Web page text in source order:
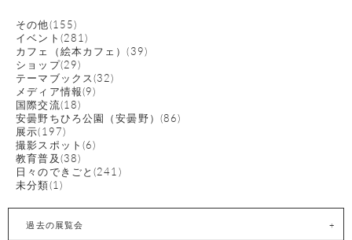
その他(155)
イベント(281)
カフェ（絵本カフェ）(39)
ショップ(29)
テーマブックス(32)
メディア情報(9)
国際交流(18)
安曇野ちひろ公園（安曇野）(86)
展示(197)
撮影スポット(6)
教育普及(38)
日々のできごと(241)
未分類(1)
過去の展覧会